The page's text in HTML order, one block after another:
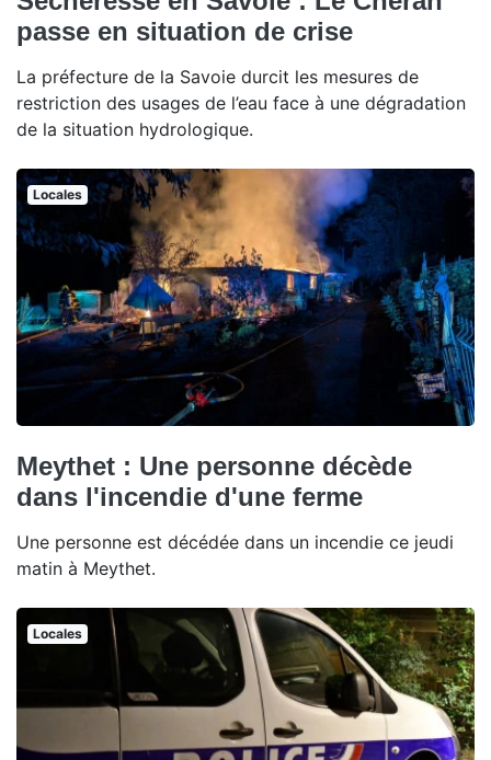
passe en situation de crise
La préfecture de la Savoie durcit les mesures de
restriction des usages de l’eau face à une dégradation
de la situation hydrologique.
Locales
Meythet : Une personne décède
dans l'incendie d'une ferme
Une personne est décédée dans un incendie ce jeudi
matin à Meythet.
Locales